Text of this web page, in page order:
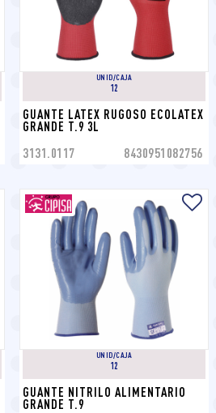
UNID/CAJA
12
GUANTE LATEX RUGOSO ECOLATEX
GRANDE T.9 3L
3131.0117 8430951082756
UNID/CAJA
12
GUANTE NITRILO ALIMENTARIO
GRANDE T.9